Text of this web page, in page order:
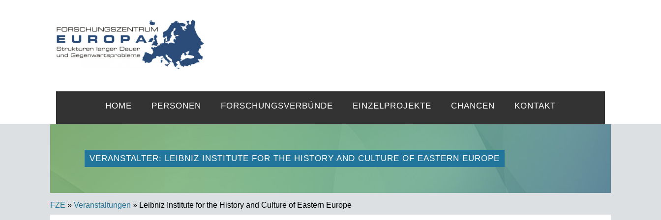
HOME PERSONEN FORSCHUNGSVERBÜNDE EINZELPROJEKTE CHANCEN KONTAKT
VERANSTALTER: LEIBNIZ INSTITUTE FOR THE HISTORY AND CULTURE OF EASTERN EUROPE
FZE » Veranstaltungen » Leibniz Institute for the History and Culture of Eastern Europe